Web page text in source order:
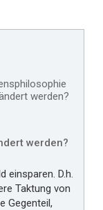
werden?
werden?
einsparen. D.h.
Taktung von
Gegenteil,